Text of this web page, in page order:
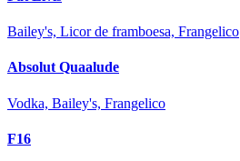
Bailey's, Licor de framboesa, Frangelico
Absolut Quaalude
Vodka, Bailey's, Frangelico
F16